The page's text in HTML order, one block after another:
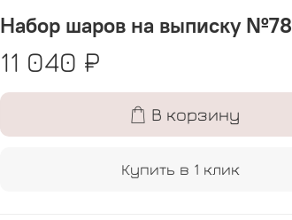
Набор шаров на выписку №78
11 040 ₽
В корзину
Купить в 1 клик